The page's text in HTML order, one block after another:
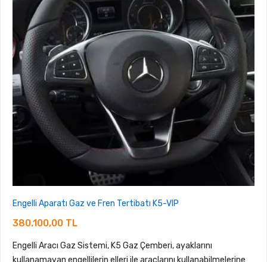
Engelli Aparatı Gaz ve Fren Tertibatı K5-VIP
380.100,00 TL
Engelli Aracı Gaz Sistemi, K5 Gaz Çemberi, ayaklarını
kullanamayan engellilerin elleri ile araçlarını kullanabilmelerine